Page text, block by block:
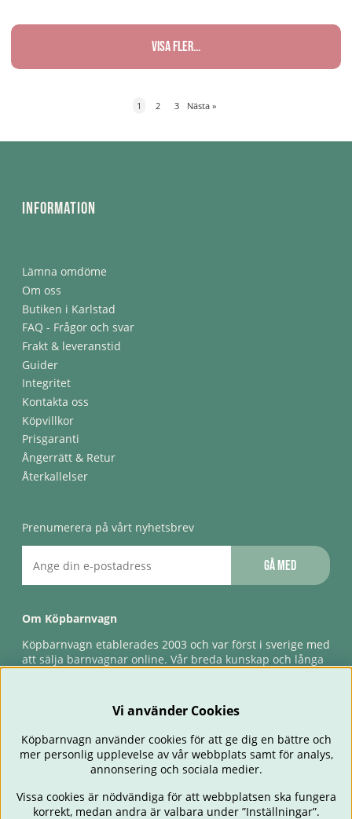
Visa fler...
1 2 3 Nästa »
Information
Lämna omdöme
Om oss
Butiken i Karlstad
FAQ - Frågor och svar
Frakt & leveranstid
Guider
Integritet
Kontakta oss
Köpvillkor
Prisgaranti
Ångerrätt & Retur
Återkallelser
Prenumerera på vårt nyhetsbrev
Gå med
Om Köpbarnvagn
Köpbarnvagn etablerades 2003 och var först i sverige med
att sälja barnvagnar online. Vår breda kunskap och långa
förlossningsgaranti & förlängd ångerrätt.
Vi använder Cookies
Köpbarnvagn använder cookies för att ge dig en bättre och
mer personlig upplevelse av vår webbplats samt för analys,
annonsering och sociala medier.
Vissa cookies är nödvändiga för att webbplatsen ska fungera
korrekt, medan andra är valbara under ”Inställningar”.